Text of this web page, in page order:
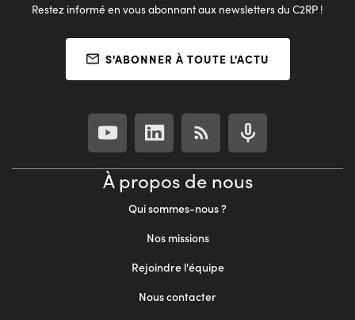
Restez informé en vous abonnant aux newsletters du C2RP !
S'ABONNER À TOUTE L'ACTU
À propos de nous
Qui sommes-nous ?
Nos missions
Rejoindre l'équipe
Nous contacter